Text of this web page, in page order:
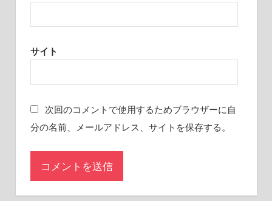
サイト
次回のコメントで使用するためブラウザーに自
分の名前、メールアドレス、サイトを保存する。